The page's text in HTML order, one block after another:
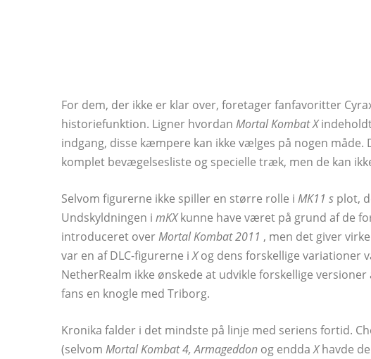
For dem, der ikke er klar over, foretager fanfavoritter
historiefunktion. Ligner hvordan Mortal Kombat X
indgang, disse kæmpere kan ikke vælges på nogen
komplet bevægelsesliste og specielle træk, men de kan
Selvom figurerne ikke spiller en større rolle i MK11 s plot,
Undskyldningen i mKXkunne have været på grund af de
introduceret overMortal Kombat 2011 , men det giver
var en af ​​DLC-figurerne iXog dens forskellige variationer
NetherRealm ikke ønskede at udvikle forskellige
fans en knogle med Triborg.
Kronika falder i det mindste på linje med seriens fortid.
(selvom Mortal Kombat 4, Armageddon og enddaXhavde